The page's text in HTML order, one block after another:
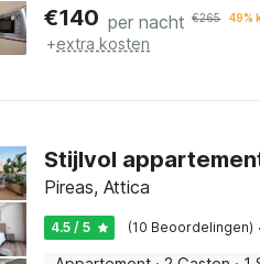
€140 per nacht €265 49%
+extra kosten
Stijlvol
Pireas, Attica
4.5 / 5 (10 Beoordelingen) ·